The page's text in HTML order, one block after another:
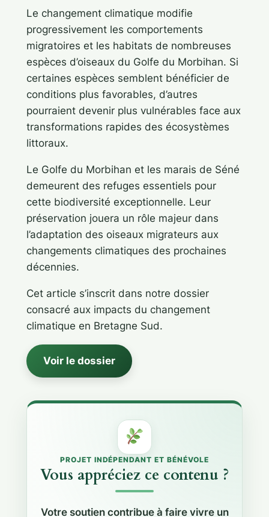
Le changement climatique modifie
progressivement les comportements
migratoires et les habitats de nombreuses
espèces d’oiseaux du Golfe du Morbihan. Si
certaines espèces semblent bénéficier de
conditions plus favorables, d’autres
pourraient devenir plus vulnérables face aux
transformations rapides des écosystèmes
littoraux.
Le Golfe du Morbihan et les marais de Séné
demeurent des refuges essentiels pour
cette biodiversité exceptionnelle. Leur
préservation jouera un rôle majeur dans
l’adaptation des oiseaux migrateurs aux
changements climatiques des prochaines
décennies.
Cet article s’inscrit dans notre dossier
consacré aux impacts du changement
climatique en Bretagne Sud.
Voir le dossier
PROJET INDÉPENDANT ET BÉNÉVOLE
Vous appréciez ce contenu ?
Votre soutien contribue à faire vivre un